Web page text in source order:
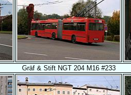
Gräf & Stift NGT 204 M16 #233